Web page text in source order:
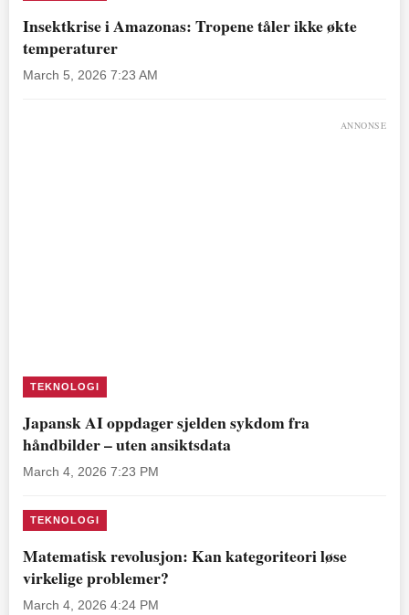
Insektkrise i Amazonas: Tropene tåler ikke økte
temperaturer
March 5, 2026 7:23 AM
ANNONSE
TEKNOLOGI
Japansk AI oppdager sjelden sykdom fra
håndbilder – uten ansiktsdata
March 4, 2026 7:23 PM
TEKNOLOGI
Matematisk revolusjon: Kan kategoriteori løse
virkelige problemer?
March 4, 2026 4:24 PM